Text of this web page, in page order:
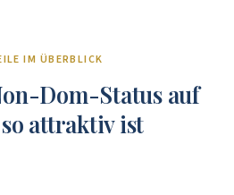
IM ÜBERBLICK
Dom-Status auf
attraktiv ist